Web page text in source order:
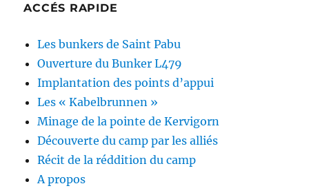
ACCÉS RAPIDE
Les bunkers de Saint Pabu
Ouverture du Bunker L479
Implantation des points d’appui
Les « Kabelbrunnen »
Minage de la pointe de Kervigorn
Découverte du camp par les alliés
Récit de la réddition du camp
A propos